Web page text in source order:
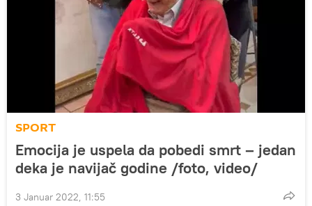
SPORT
Emocija je uspela da pobedi smrt – jedan
deka je navijač godine /foto, video/
3 Januar 2022, 11:55